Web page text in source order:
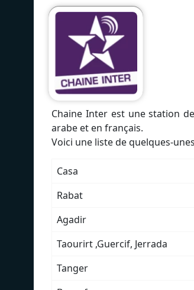
Chaine Inter est une station
arabe et en français.
Voici une liste de quelques-
Casa
Rabat
Agadir
Taourirt ,Guercif, Jerrada
Tanger